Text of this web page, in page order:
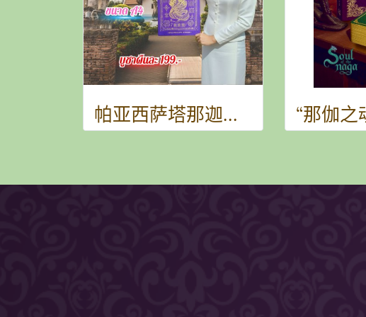
帕亚西萨塔那迦法布 (第一期) - 紫色